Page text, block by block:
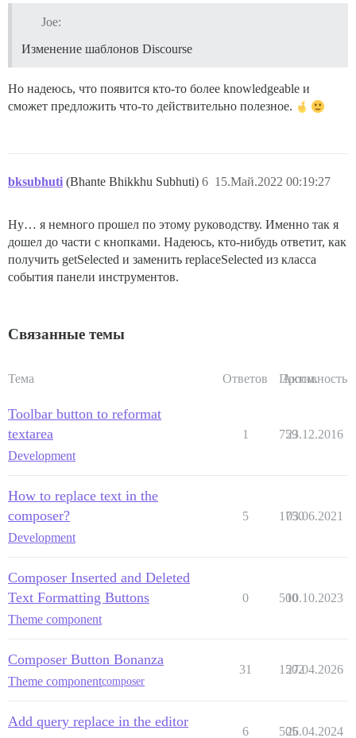
Joe:
Изменение шаблонов Discourse
Но надеюсь, что появится кто-то более knowledgeable и
сможет предложить что-то действительно полезное.
bksubhuti (Bhante Bhikkhu Subhuti) 15.Май.2022 00:19:27
6
Ну… я немного прошел по этому руководству. Именно так я
дошел до части с кнопками. Надеюсь, кто-нибудь ответит, как
получить getSelected и заменить replaceSelected из класса
события панели инструментов.
Связанные темы
Тема Ответов Просм.
Активность
Toolbar button to reformat
textarea
Development
1 759
23.12.2016
How to replace text in the
composer?
Development
5 1750
03.06.2021
Composer Inserted and Deleted
Text Formatting Buttons
Theme component
0 500
10.10.2023
Composer Button Bonanza
Theme componentcomposer
31 1502
27.04.2026
Add query replace in the editor
6 505
26.04.2024